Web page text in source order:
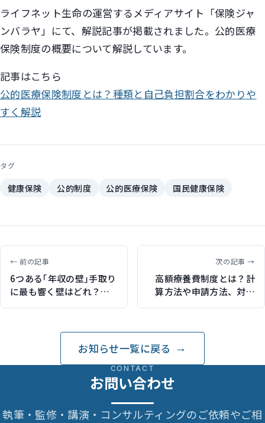
ライフネット生命の運営するメディアサイト「保険ジャ
ンバラヤ」にて、解説記事が掲載されました。公的医療
保険制度の概要について解説しています。
記事はこちら
公的医療保険制度とは？種類と自己負担割合をわかりや
すく解説
タグ
健康保険 公的制度 公的医療保険 国民健康保険
← 前の記事
6つある｢年収の壁｣手取り
に最も響く壁はどれ？
次の記事 →
高額療養費制度とは？計
算方法や申請方法、対象
ラヤで記事執筆）
お知らせ一覧に戻る
CONTACT
お問い合わせ
執筆・監修・講演・コンサルティングのご依頼やご相